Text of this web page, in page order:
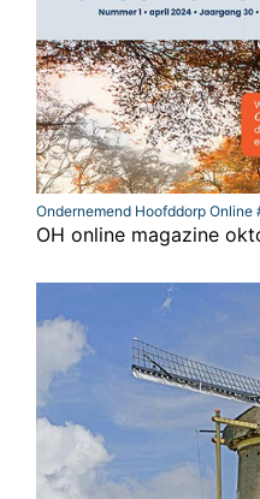
Ondernemend Hoofddorp
OH online magazine